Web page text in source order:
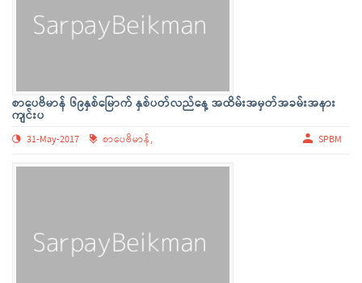
စာပေဗိမာန် ၆၉နှစ်မြောက် နှစ်ပတ်လည်နေ့ အထိမ်းအမှတ်အခမ်းအနား
ကျင်းပ
31-May-2017 စာပေဗိမာန်, SPBM